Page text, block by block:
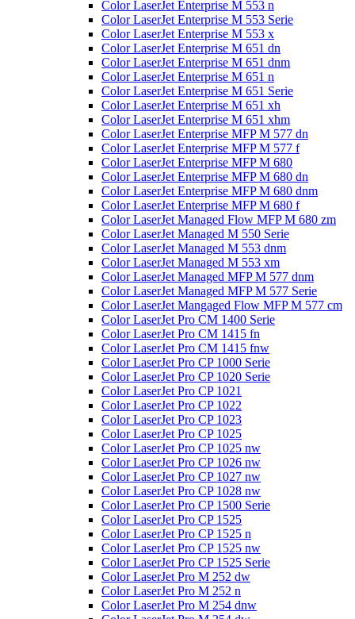
Color LaserJet Enterprise M 553 n
Color LaserJet Enterprise M 553 Serie
Color LaserJet Enterprise M 553 x
Color LaserJet Enterprise M 651 dn
Color LaserJet Enterprise M 651 dnm
Color LaserJet Enterprise M 651 n
Color LaserJet Enterprise M 651 Serie
Color LaserJet Enterprise M 651 xh
Color LaserJet Enterprise M 651 xhm
Color LaserJet Enterprise MFP M 577 dn
Color LaserJet Enterprise MFP M 577 f
Color LaserJet Enterprise MFP M 680
Color LaserJet Enterprise MFP M 680 dn
Color LaserJet Enterprise MFP M 680 dnm
Color LaserJet Enterprise MFP M 680 f
Color LaserJet Managed Flow MFP M 680 zm
Color LaserJet Managed M 550 Serie
Color LaserJet Managed M 553 dnm
Color LaserJet Managed M 553 xm
Color LaserJet Managed MFP M 577 dnm
Color LaserJet Managed MFP M 577 Serie
Color LaserJet Mangaged Flow MFP M 577 cm
Color LaserJet Pro CM 1400 Serie
Color LaserJet Pro CM 1415 fn
Color LaserJet Pro CM 1415 fnw
Color LaserJet Pro CP 1000 Serie
Color LaserJet Pro CP 1020 Serie
Color LaserJet Pro CP 1021
Color LaserJet Pro CP 1022
Color LaserJet Pro CP 1023
Color LaserJet Pro CP 1025
Color LaserJet Pro CP 1025 nw
Color LaserJet Pro CP 1026 nw
Color LaserJet Pro CP 1027 nw
Color LaserJet Pro CP 1028 nw
Color LaserJet Pro CP 1500 Serie
Color LaserJet Pro CP 1525
Color LaserJet Pro CP 1525 n
Color LaserJet Pro CP 1525 nw
Color LaserJet Pro CP 1525 Serie
Color LaserJet Pro M 252 dw
Color LaserJet Pro M 252 n
Color LaserJet Pro M 254 dnw